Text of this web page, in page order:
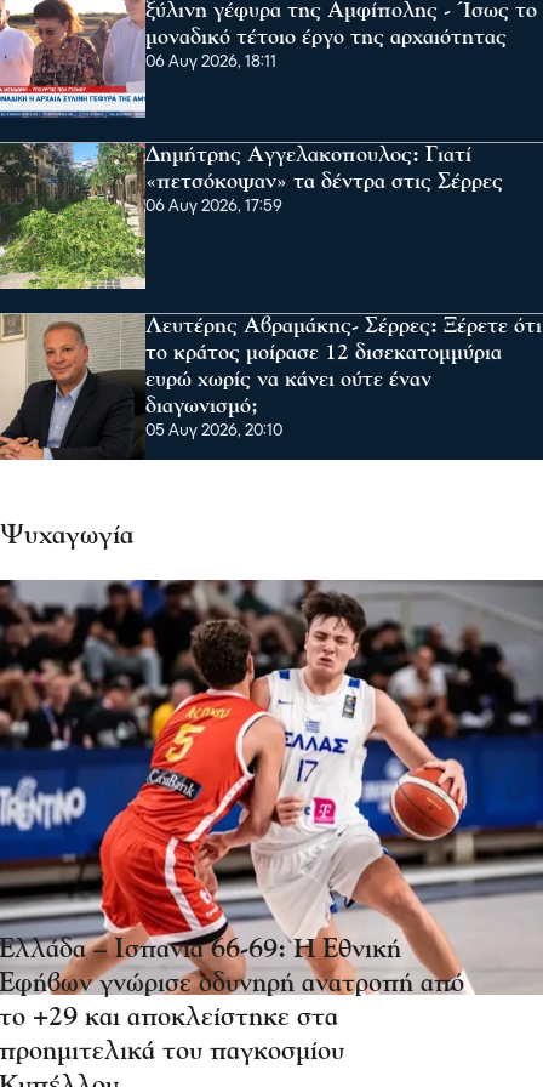
ξύλινη γέφυρα της Αμφίπολης - Ίσως το
μοναδικό τέτοιο έργο της αρχαιότητας
06 Αυγ 2026, 18:11
Δημήτρης Αγγελακοπουλος: Γιατί
«πετσόκοψαν» τα δέντρα στις Σέρρες
06 Αυγ 2026, 17:59
Λευτέρης Αβραμάκης- Σέρρες: Ξέρετε ότι
το κράτος μοίρασε 12 δισεκατομμύρια
ευρώ χωρίς να κάνει ούτε έναν
διαγωνισμό;
05 Αυγ 2026, 20:10
Ψυχαγωγία
Ελλάδα – Ισπανία 66-69: Η Εθνική
Εφήβων γνώρισε οδυνηρή ανατροπή από
το +29 και αποκλείστηκε στα
προημιτελικά του παγκοσμίου